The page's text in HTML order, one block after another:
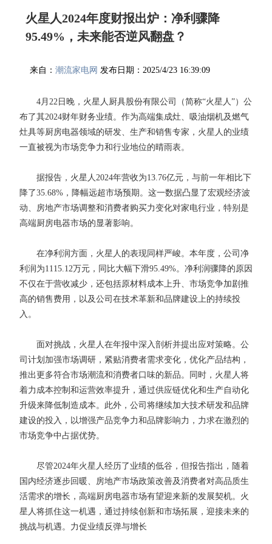
火星人2024年度财报出炉：净利骤降
95.49%，未来能否逆风翻盘？
来自：潮流家电网 发布日期：2025/4/23 16:39:09
4月22日晚，火星人厨具股份有限公司（简称“火星人”）公
布了其2024财年财务业绩。作为高端集成灶、吸油烟机及燃气
灶具等厨房电器领域的研发、生产和销售专家，火星人的业绩
一直被视为市场竞争力和行业地位的晴雨表。
据报告，火星人2024年营收为13.76亿元，与前一年相比下
降了35.68%，降幅远超市场预期。这一数据凸显了宏观经济波
动、房地产市场调整和消费者购买力变化对家电行业，特别是
高端厨房电器市场的显著影响。
在净利润方面，火星人的表现同样严峻。本年度，公司净
利润为1115.12万元，同比大幅下滑95.49%。净利润骤降的原因
不仅在于营收减少，还包括原材料成本上升、市场竞争加剧推
高的销售费用，以及公司在技术革新和品牌建设上的持续投
入。
面对挑战，火星人在年报中深入剖析并提出应对策略。公
司计划加强市场调研，紧贴消费者需求变化，优化产品结构，
推出更多符合市场潮流和消费者口味的新品。同时，火星人将
着力成本控制和运营效率提升，通过供应链优化和生产自动化
升级来降低制造成本。此外，公司将继续加大技术研发和品牌
建设的投入，以增强产品竞争力和品牌影响力，力求在激烈的
市场竞争中占据优势。
尽管2024年火星人经历了业绩的低谷，但报告指出，随着
国内经济逐步回暖、房地产市场政策改善及消费者对高品质生
活需求的增长，高端厨房电器市场有望迎来新的发展契机。火
星人将抓住这一机遇，通过持续创新和市场拓展，迎接未来的
挑战与机遇。力促业绩反弹与增长